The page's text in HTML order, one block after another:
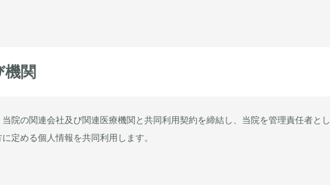
関
院の関連会社及び関連医療機関と共同利用契約を締結し、当院を管理責任者とし
定める個人情報を共同利用します。